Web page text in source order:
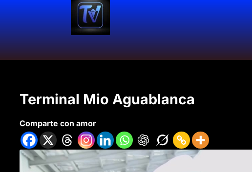
Terminal Mio Aguablanca
Comparte con amor